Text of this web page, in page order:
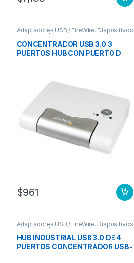
Adaptadores USB / FireWire, Dispositivos
de Entrada / Salida
CONCENTRADOR USB 3.0 3
PUERTOS HUB CON PUERTO D
$961
Adaptadores USB / FireWire, Dispositivos
de Entrada / Salida
HUB INDUSTRIAL USB 3.0 DE 4
PUERTOS CONCENTRADOR USB-